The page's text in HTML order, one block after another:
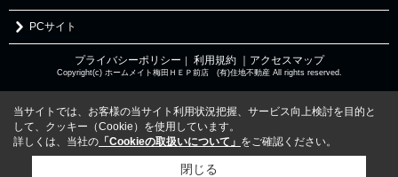
PCサイト
プライバシーポリシー ｜ 利用規約 ｜アクセスマップ
Copyright(c) ホームメイト梅田ＨＥＰ前店 (有)住地不動産 All rights reserved.
当サイトでは、お客様の当サイト利用状況把握、サービス向上検討を目的と
して、クッキー（Cookie）を使用しています。
詳しくは、当社の 「Cookieの取扱いについて」 をご確認ください。
閉じる